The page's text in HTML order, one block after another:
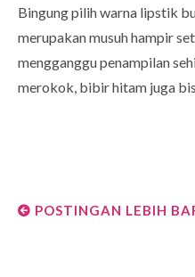
Bingung pilih warna lipstik
merupakan musuh hampir
mengganggu penampilan
merokok, bibir hitam juga
POSTINGAN LEBIH